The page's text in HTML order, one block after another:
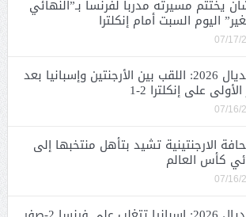
يختتم مسيرته مدرباً لفرنسا بـ”النهائي
اليوم السبت أمام إنكلترا
07/17/
مونديال 2026: اللقب بين الأرجنتين وإسبانيا بعد
على إنكلترا 2-1
07/16/
الارجنتينية تشيد بتأهل منتخبها إلى
كأس العالم
07/16/